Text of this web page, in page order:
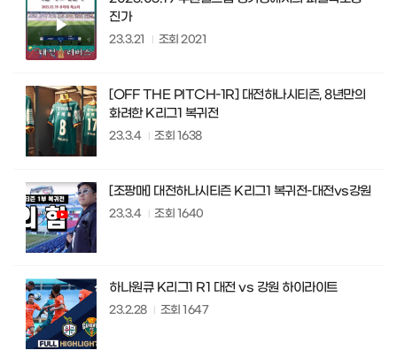
진가
23.3.21 조회2021
[OFF THE PITCH-1R] 대전하나시티즌, 8년만의
화려한 K리그1 복귀전
23.3.4 조회 1638
[조팡매] 대전하나시티즌 K리그1 복귀전-대전vs강원
23.3.4 조회 1640
하나원큐 K리그1 R1 대전 vs 강원 하이라이트
23.2.28 조회1647